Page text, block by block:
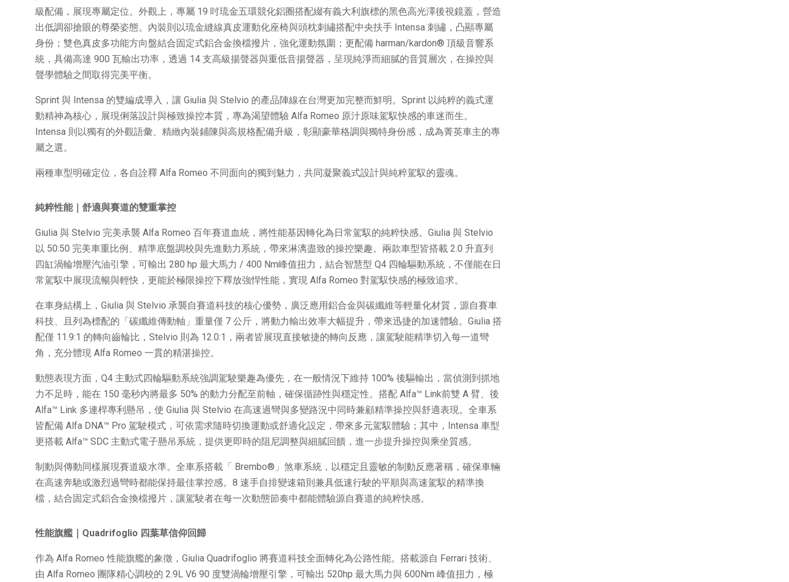
級配備，展現專屬定位。外觀上，專屬 19 吋琉金五環競化鋁圈搭配綴有義大利旗標的黑色高光澤後視鏡蓋，營造
出低調卻搶眼的尊榮姿態。內裝則以琉金縫線真皮運動化座椅與頭枕刺繡搭配中央扶手 Intensa 刺繡，凸顯專屬
身份；雙色真皮多功能方向盤結合固定式鋁合金換檔撥片，強化運動氛圍；更配備 harman/kardon® 頂級音響系
統，具備高達 900 瓦輸出功率，透過 14 支高級揚聲器與重低音揚聲器，呈現純淨而細膩的音質層次，在操控與
聲學體驗之間取得完美平衡。
Sprint 與 Intensa 的雙編成導入，讓 Giulia 與 Stelvio 的產品陣線在台灣更加完整而鮮明。Sprint 以純粹的義式運
動精神為核心，展現俐落設計與極致操控本質，專為渴望體驗 Alfa Romeo 原汁原味駕馭快感的車迷而生。
Intensa 則以獨有的外觀語彙、精緻內裝鋪陳與高規格配備升級，彰顯豪華格調與獨特身份感，成為菁英車主的專
屬之選。
兩種車型明確定位，各自詮釋 Alfa Romeo 不同面向的獨到魅力，共同凝聚義式設計與純粹駕馭的靈魂。
純粹性能｜舒適與賽道的雙重掌控
Giulia 與 Stelvio 完美承襲 Alfa Romeo 百年賽道血統，將性能基因轉化為日常駕馭的純粹快感。Giulia 與 Stelvio
以 50:50 完美車重比例、精準底盤調校與先進動力系統，帶來淋漓盡致的操控樂趣。兩款車型皆搭載 2.0 升直列
四缸渦輪增壓汽油引擎，可輸出 280 hp 最大馬力 / 400 Nm峰值扭力，結合智慧型 Q4 四輪驅動系統，不僅能在日
常駕馭中展現流暢與輕快，更能於極限操控下釋放強悍性能，實現 Alfa Romeo 對駕馭快感的極致追求。
在車身結構上，Giulia 與 Stelvio 承襲自賽道科技的核心優勢，廣泛應用鋁合金與碳纖維等輕量化材質，源自賽車
科技、且列為標配的「碳纖維傳動軸」重量僅 7 公斤，將動力輸出效率大幅提升，帶來迅捷的加速體驗。Giulia 搭
配僅 11.9:1 的轉向齒輪比，Stelvio 則為 12.0:1，兩者皆展現直接敏捷的轉向反應，讓駕駛能精準切入每一道彎
角，充分體現 Alfa Romeo 一貫的精湛操控。
動態表現方面，Q4 主動式四輪驅動系統強調駕駛樂趣為優先，在一般情況下維持 100% 後驅輸出，當偵測到抓地
力不足時，能在 150 毫秒內將最多 50% 的動力分配至前軸，確保循跡性與穩定性。搭配 Alfa™ Link前雙 A 臂、後
Alfa™ Link 多連桿專利懸吊，使 Giulia 與 Stelvio 在高速過彎與多變路況中同時兼顧精準操控與舒適表現。全車系
皆配備 Alfa DNA™ Pro 駕駛模式，可依需求隨時切換運動或舒適化設定，帶來多元駕馭體驗；其中，Intensa 車型
更搭載 Alfa™ SDC 主動式電子懸吊系統，提供更即時的阻尼調整與細膩回饋，進一步提升操控與乘坐質感。
制動與傳動同樣展現賽道級水準。全車系搭載「 Brembo®」煞車系統，以穩定且靈敏的制動反應著稱，確保車輛
在高速奔馳或激烈過彎時都能保持最佳掌控感。8 速手自排變速箱則兼具低速行駛的平順與高速駕馭的精準換
檔，結合固定式鋁合金換檔撥片，讓駕駛者在每一次動態節奏中都能體驗源自賽道的純粹快感。
性能旗艦｜ Quadrifoglio 四葉草信仰回歸
作為 Alfa Romeo 性能旗艦的象徵，Giulia Quadrifoglio 將賽道科技全面轉化為公路性能。搭載源自 Ferrari 技術、
由 Alfa Romeo 團隊精心調校的 2.9L V6 90 度雙渦輪增壓引擎，可輸出 520hp 最大馬力與 600Nm 峰值扭力，極